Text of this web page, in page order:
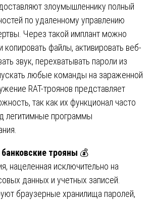
злоумышленнику полный
по удаленному управлению
Через такой имплант можно
копировать файлы, активировать веб-
звук, перехватывать пароли из
любые команды на зараженной
RAT-троянов представляет
так как их функционал часто
легитимные программы
трояны 💰
нацеленная исключительно на
данных и учетных записей.
браузерные хранилища паролей,